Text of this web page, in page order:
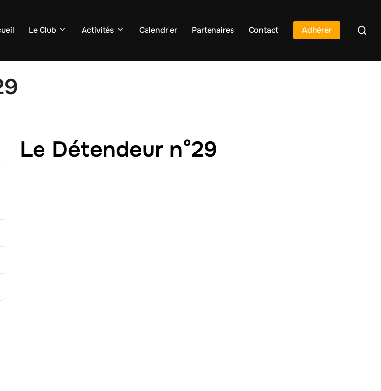
Le Club Activités Calendrier Partenaires Contact Adhérer
Le Détendeur n°29